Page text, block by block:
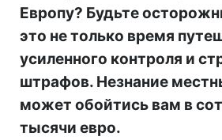
Европу? Будьте
это не только время
усиленного контроля и
штрафов. Незнание
может обойтись вам в
тысячи евро.